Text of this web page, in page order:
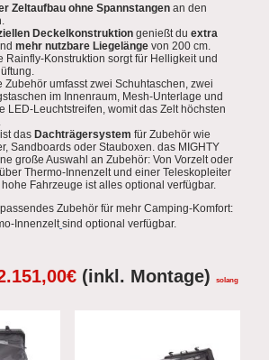
Zeltaufbau ohne Spannstangen an den
Deckelkonstruktion genießt du extra
mehr nutzbare Liegelänge von 200 cm.
Rainfly-Konstruktion sorgt für Helligkeit und
Zubehör umfasst zwei Schuhtaschen, zwei
im Innenraum, Mesh-Unterlage und
LED-Leuchtstreifen, womit das Zelt höchsten
das Dachträgersystem für Zubehör wie
Sandboards oder Stauboxen. das MIGHTY
große Auswahl an Zubehör: Von Vorzelt oder
Thermo-Innenzelt und einer Teleskopleiter
Fahrzeuge ist alles optional verfügbar.
Zubehör für mehr Camping-Komfort:
Innenzelt sind optional verfügbar.
(inkl. Montage)
solang